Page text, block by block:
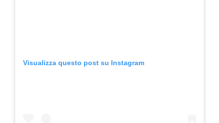
Visualizza questo post su Instagram